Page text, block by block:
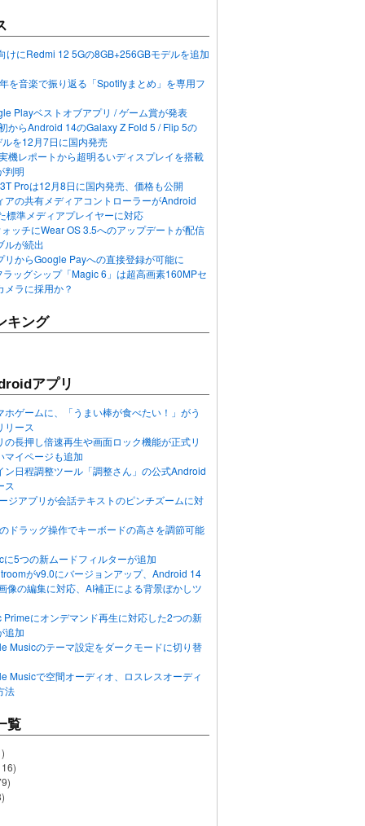
けにRedmi 12 5Gの8GB+256GBモデルを追加
を音楽で振り返る「Spotifyまとめ」を専用フ
Playベストオブアプリ / ゲーム賞が発表
からAndroid 14のGalaxy Z Fold 5 / Flip 5の
を12月7日に国内発売
機レポートから超明るいディスプレイを搭載
判明
Proは12月8日に国内発売、価格も公開
アの共有メディアコントローラーがAndroid
標準メディアプレイヤーに対応
ッチにWear OS 3.5へのアップデートが配信
ルが続出
リからGoogle Payへの直接登録が可能に
ッグシップ「Magic 6」は超高画素160MPセ
メラに採用か？
キング
アプリ
ホゲームに、「うまい棒が食べたい！」がう
リース
の長押し倍速再生や画面ロック機能が正式リ
マイページも追加
ン日程調整ツール「調整さん」の公式Android
ス
ジアプリが会話テキストのピンチズームに対
ドラッグ操作でキーボードの高さを調節可能
に5つの新ムードフィルターが追加
がv9.0にバージョンアップ、Android 14
像の編集に対応、AI補正による背景ぼかしツ
Primeにオンデマンド再生に対応した2つの新
追加
Musicのテーマ設定をダークモードに切り替
Musicで空間オーディオ、ロスレスオーディ
法
覧